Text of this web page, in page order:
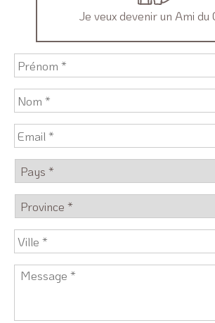
Je veux devenir un Ami du
Prénom *
Nom *
Email *
Pays *
Province
Ville *
Message *